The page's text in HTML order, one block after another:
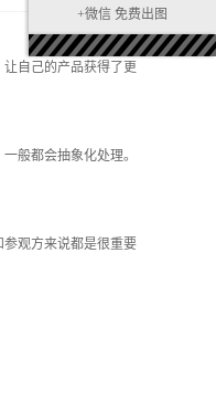
自己的产品获得了更
般都会抽象化处理。
参观方来说都是很重要
+微信 免费出图